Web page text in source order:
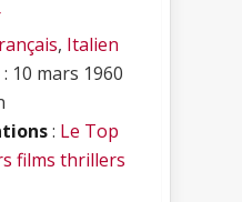
, Italien
: 10 mars 1960
: Le Top
films thrillers